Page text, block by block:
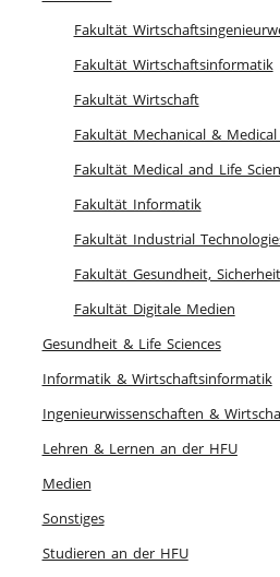
Fakultät
Fakultät Wirtschaftsinformatik
Fakultät Wirtschaft
Fakultät Mechanical &
Fakultät Medical and Life
Fakultät Informatik
Fakultät Industrial
Fakultät Gesundheit,
Fakultät Digitale Medien
Gesundheit & Life Sciences
Informatik & Wirtschaftsinformatik
Ingenieurwissenschaften &
Lehren & Lernen an der HFU
Medien
Sonstiges
Studieren an der HFU